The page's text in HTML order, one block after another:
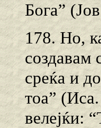
Бога”
178. Но,
создавам
среќа и
тоа”
велејќи: